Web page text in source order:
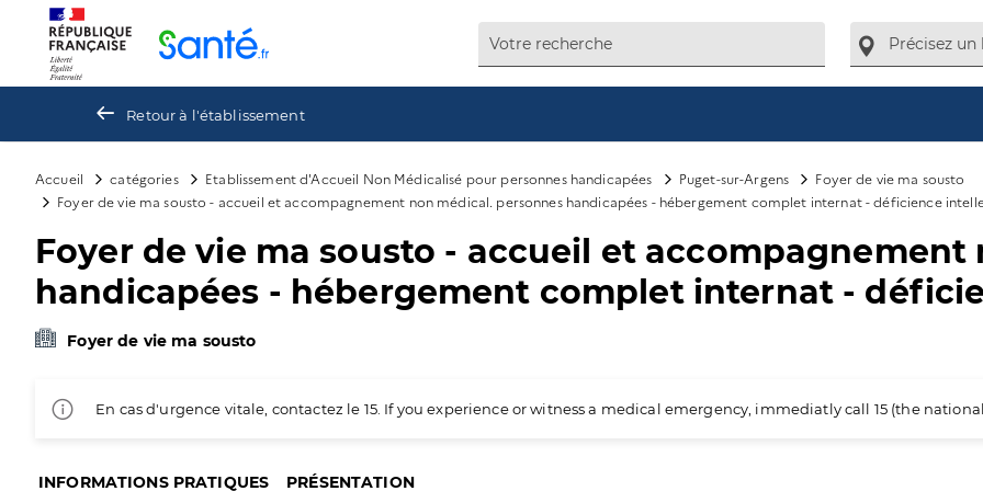
Retour à l'établissement
Accueil catégories Etablissement d'Accueil Non Médicalisé pour personnes handicapées Puget-sur-Argens
Foyer de vie ma sousto
Foyer de vie ma sousto - accueil et accompagnement non médical. personnes handicapées - hébergement complet internat - déficience
Foyer de vie ma sousto - accueil et
handicapées - hébergement complet internat -
Foyer de vie ma sousto
En cas d'urgence vitale, contactez le 15. If you experience or witness a medical emergency, immediatly call 15 (the
INFORMATIONS PRATIQUES PRÉSENTATION
Panneau de gestion des cookies